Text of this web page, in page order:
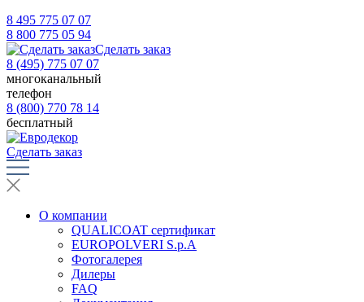
8 495 775 07 07
8 800 775 05 94
Сделать заказ
8 (495) 775 07 07
многоканальный
телефон
8 (800) 770 78 14
бесплатный
Сделать заказ
О компании
QUALICOAT сертификат
EUROPOLVERI S.p.A
Фотогалерея
Дилеры
FAQ